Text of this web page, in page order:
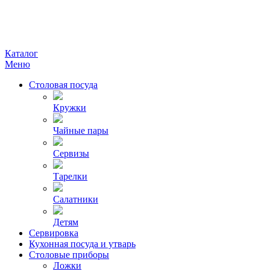
Каталог
Меню
Столовая посуда
Кружки
Чайные пары
Сервизы
Тарелки
Салатники
Детям
Сервировка
Кухонная посуда и утварь
Столовые приборы
Ложки